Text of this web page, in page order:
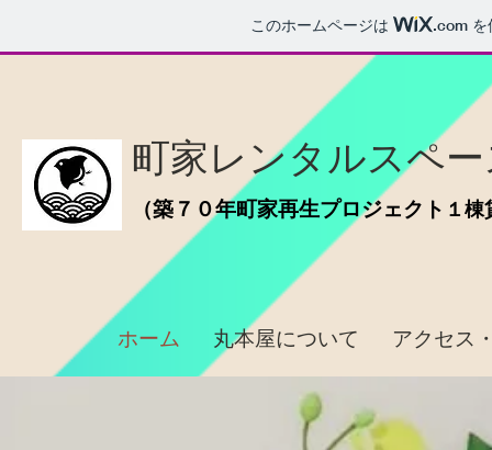
このホームページは .com を
​大
阪
町家レンタルスペ
（築７０年町家再生プロジェクト １棟
ホーム 丸本屋について アクセス